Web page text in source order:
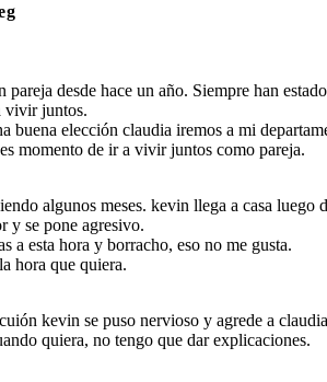
pareja desde hace un año. Siempre han
vivir juntos.
buena elección claudia iremos a mi
momento de ir a vivir juntos como pareja.
algunos meses. kevin llega a casa luego
y se pone agresivo.
a esta hora y borracho, eso no me gusta.
hora que quiera.
kevin se puso nervioso y agrede a
quiera, no tengo que dar explicaciones.